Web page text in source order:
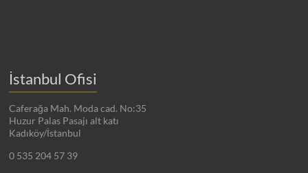
İstanbul Ofisi
Caferağa Mah. Moda cad. No:35
Huzur Palas Pasajı alt katı
Kadıköy/İstanbul
0 535 204 57 39